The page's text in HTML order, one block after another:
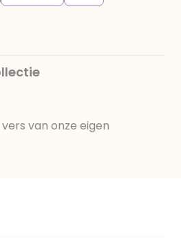
van onze eigen